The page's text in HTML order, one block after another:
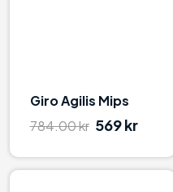
Giro Agilis Mips
784.00 kr 569 kr